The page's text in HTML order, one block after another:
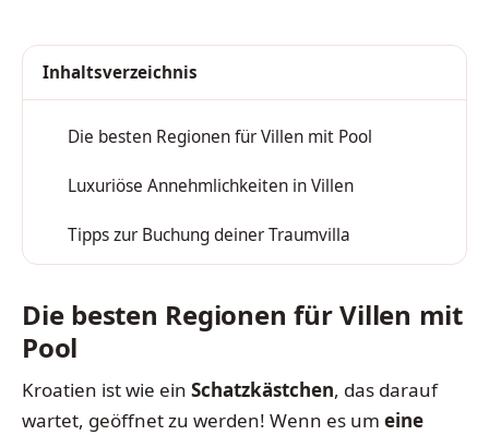
Inhaltsverzeichnis
Die besten Regionen für Villen mit Pool
Luxuriöse Annehmlichkeiten in Villen
Tipps zur Buchung deiner Traumvilla
Die besten Regionen für Villen mit
Pool
Kroatien ist wie ein Schatzkästchen, das darauf
wartet, geöffnet zu werden! Wenn es um eine